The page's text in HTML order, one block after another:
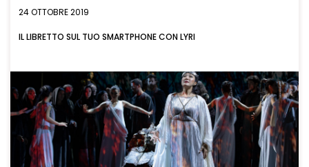
24 OTTOBRE 2019
IL LIBRETTO SUL TUO SMARTPHONE CON LYRI